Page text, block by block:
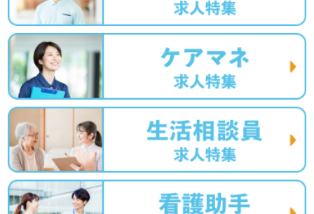
護】＊求人情報収集、将来的に検討の方も遠慮なく＊
LINE、メール、お電話などご希望に応じてお問い合わせ/ご
相談可能です。転職相談、求人紹介、年収交渉など完全無
料サービスをご利用いただけます。＜非公開求人も取扱い
あり！＞"転職支援"のプロと一緒に転職活動！お問い合わ
せお待ちしております。